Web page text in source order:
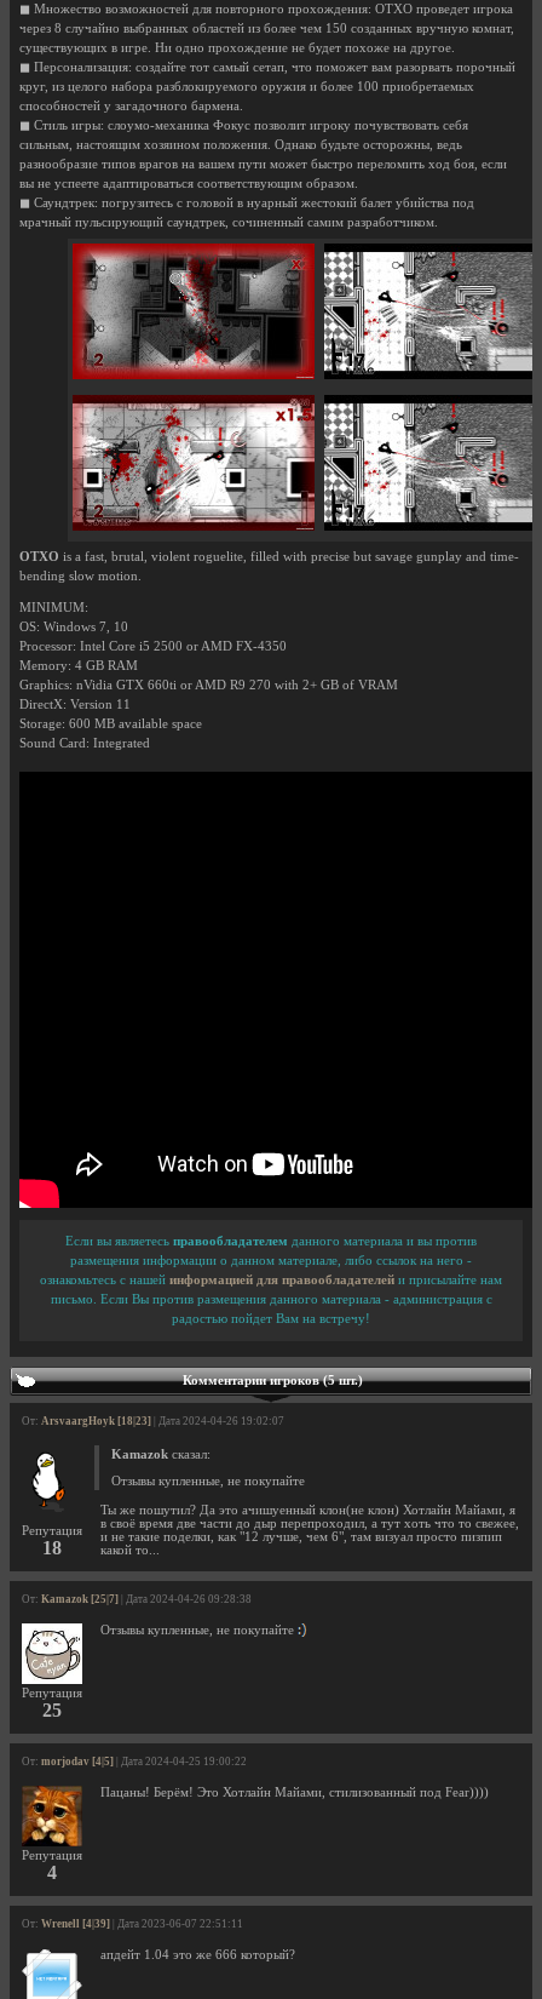
◼ Множество возможностей для повторного прохождения: OTXO проведет игрока
через 8 случайно выбранных областей из более чем 150 созданных вручную комнат,
существующих в игре. Ни одно прохождение не будет похоже на другое.
◼ Персонализация: создайте тот самый сетап, что поможет вам разорвать порочный
круг, из целого набора разблокируемого оружия и более 100 приобретаемых
способностей у загадочного бармена.
◼ Стиль игры: слоумо-механика Фокус позволит игроку почувствовать себя
сильным, настоящим хозяином положения. Однако будьте осторожны, ведь
разнообразие типов врагов на вашем пути может быстро переломить ход боя, если
вы не успеете адаптироваться соответствующим образом.
◼ Саундтрек: погрузитесь с головой в нуарный жестокий балет убийства под
мрачный пульсирующий саундтрек, сочиненный самим разработчиком.
OTXO is a fast, brutal, violent roguelite, filled with precise but savage gunplay and time-
bending slow motion.
MINIMUM:
OS: Windows 7, 10
Processor: Intel Core i5 2500 or AMD FX-4350
Memory: 4 GB RAM
Graphics: nVidia GTX 660ti or AMD R9 270 with 2+ GB of VRAM
DirectX: Version 11
Storage: 600 MB available space
Sound Card: Integrated
Если вы являетесь правообладателем данного материала и вы против
размещения информации о данном материале, либо ссылок на него -
ознакомьтесь с нашей информацией для правообладателей и присылайте нам
письмо. Если Вы против размещения данного материала - администрация с
радостью пойдет Вам на встречу!
Комментарии игроков (5 шт.)
От: ArsvaargHoyk [18|23] | Дата 2024-04-26 19:02:07
Репутация
18
Kamazok сказал:
Отзывы купленные, не покупайте
Ты же пошутил? Да это ачишуенный клон(не клон) Хотлайн Майами, я
в своё время две части до дыр перепроходил, а тут хоть что то свежее,
и не такие поделки, как "12 лучше, чем 6", там визуал просто пизпип
какой то...
От: Kamazok [25|7] | Дата 2024-04-26 09:28:38
Репутация
25
Отзывы купленные, не покупайте
От: morjodav [4|5] | Дата 2024-04-25 19:00:22
Репутация
4
Пацаны! Берём! Это Хотлайн Майами, стилизованный под Fear))))
От: Wrenell [4|39] | Дата 2023-06-07 22:51:11
апдейт 1.04 это же 666 который?